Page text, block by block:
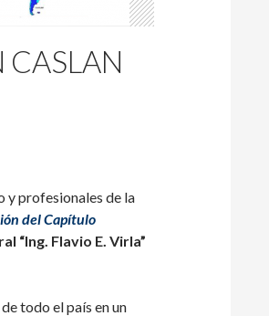
y profesionales de la
del Capítulo
“Ing. Flavio E. Virla”
todo el país en un